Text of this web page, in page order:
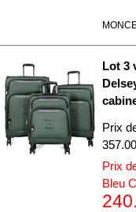
Les cookies nous
et les annonces,
partageons
notre site avec nos
publicité et
avec d'autres
ou qu'ils ont
Lot 3
Prix
Prix
Bleu